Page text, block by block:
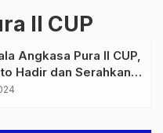
II CUP
Angkasa Pura II CUP,
Hadir dan Serahkan
Utama Kelas Murai